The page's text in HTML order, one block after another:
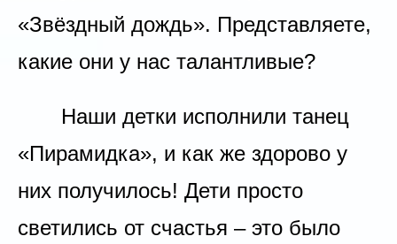
«Звёздный дождь». Представляете,
какие они у нас талантливые?
Наши детки исполнили танец
«Пирамидка», и как же здорово у
них получилось! Дети просто
светились от счастья – это было